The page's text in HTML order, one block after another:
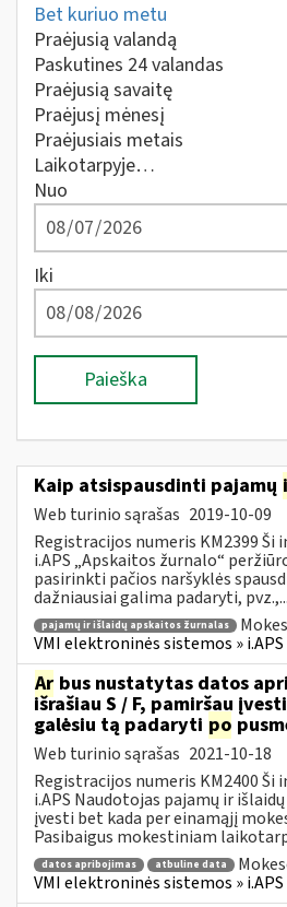
Bet kuriuo metu
Praėjusią valandą
Paskutines 24 valandas
Praėjusią savaitę
Praėjusį mėnesį
Praėjusiais metais
Laikotarpyje…
Nuo
Iki
Paieška
Kaip atsispausdinti pajamų
Web turinio sąrašas 2019-10-09
Registracijos numeris KM2399 Ši
i.APS „Apskaitos žurnalo“
pasirinkti pačios naršyklės
dažniausiai galima padaryti, pvz.,...
pajamų ir išlaidų apskaitos žurnalas
VMI elektroninės sistemos » i.APS
Ar bus nustatytas datos
išrašiau S / F, pamiršau
galėsiu tą padaryti po
Web turinio sąrašas 2021-10-18
Registracijos numeris KM2400 Ši
i.APS Naudotojas pajamų ir
įvesti bet kada per einamąjį
Pasibaigus mokestiniam
datos apribojimas atbuline data
VMI elektroninės sistemos » i.APS